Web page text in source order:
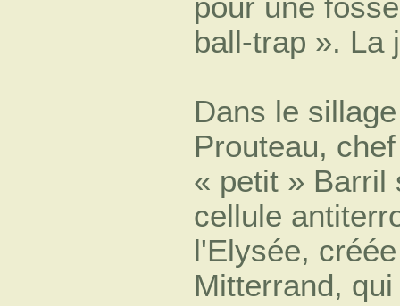
pour une
ball-trap ». La
Dans le
Prouteau,
« petit » Barril
cellule
l'Elysée,
Mitterrand,